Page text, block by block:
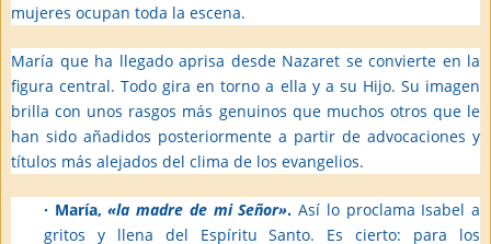
mujeres ocupan toda la escena.
María que ha llegado aprisa desde Nazaret se convierte en la
figura central. Todo gira en torno a ella y a su Hijo. Su imagen
brilla con unos rasgos más genuinos que muchos otros que le
han sido añadidos posteriormente a partir de advocaciones y
títulos más alejados del clima de los evangelios.
· María, «la madre de mi Señor». Así lo proclama Isabel a
gritos y llena del Espíritu Santo. Es cierto: para los